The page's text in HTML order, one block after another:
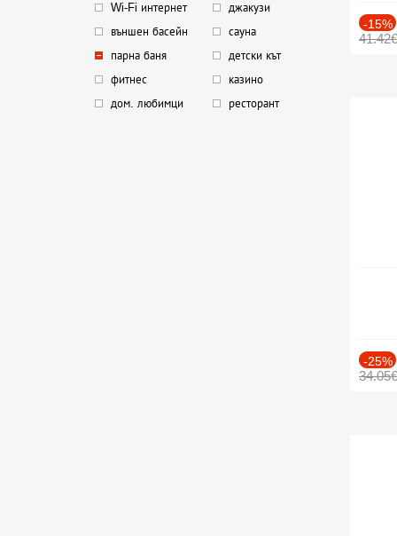
Wi-Fi интернет
джакузи
външен басейн
сауна
парна баня
детски кът
фитнес
казино
дом. любимци
ресторант
-15%
41.42€
-25%
34.05€